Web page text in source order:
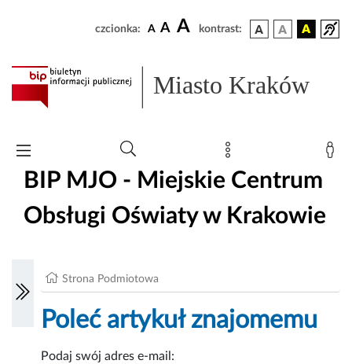
czcionka: A A A kontrast:
Miasto Kraków
BIP MJO - Miejskie Centrum
Obsługi Oświaty w Krakowie
Strona Podmiotowa
Poleć artykuł znajomemu
Podaj swój adres e-mail: